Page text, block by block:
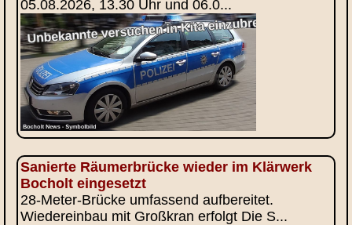
05.08.2026, 13.30 Uhr und 06.0...
Sanierte Räumerbrücke wieder im Klärwerk
Bocholt eingesetzt
28-Meter-Brücke umfassend aufbereitet.
Wiedereinbau mit Großkran erfolgt Die S...